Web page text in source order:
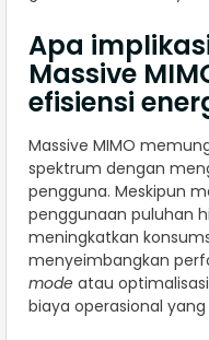
Apa
Massive
efisiensi
Massive MIMO
spektrum dengan
pengguna. Meskipun
penggunaan puluhan
meningkatkan
menyeimbangkan
mode atau
biaya operasional